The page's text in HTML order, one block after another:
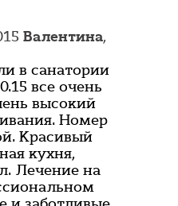
Валентина,
в санатории
все очень
высокий
Номер
Красивый
кухня,
Лечение на